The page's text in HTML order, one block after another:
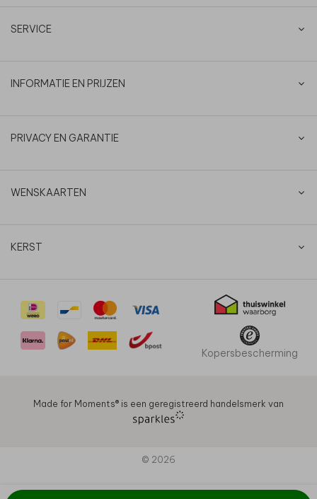
SERVICE
INFORMATIE EN PRIJZEN
PRIVACY EN GARANTIE
WENSKAARTEN
KERST
Kopersbescherming
Made for Moments®️ is een geregistreerd handelsmerk van
© 2026